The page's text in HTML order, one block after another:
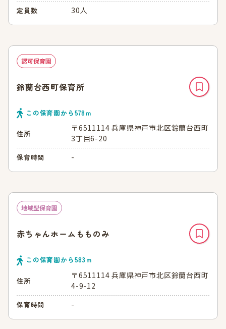
定員数 30人
認可保育園
鈴蘭台西町保育所
この保育園から578ｍ
住所
〒6511114 兵庫県神戸市北区鈴蘭台西町
3丁目6-20
保育時間 -
地域型保育園
赤ちゃんホームもものみ
この保育園から583ｍ
住所
〒6511114 兵庫県神戸市北区鈴蘭台西町
4-9-12
保育時間 -